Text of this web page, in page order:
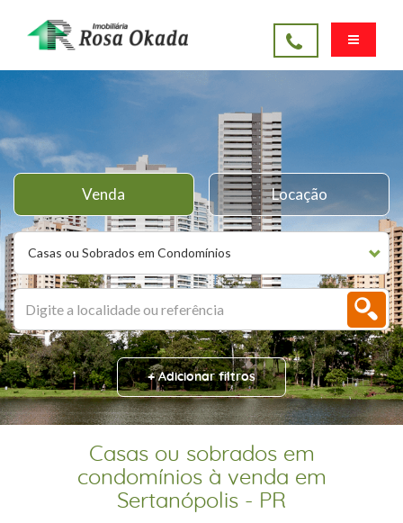
Casas ou Sobrados em Condomínios
Venda Locação
+ Adicionar filtros
Casas ou sobrados em
condomínios à venda em
Sertanópolis - PR